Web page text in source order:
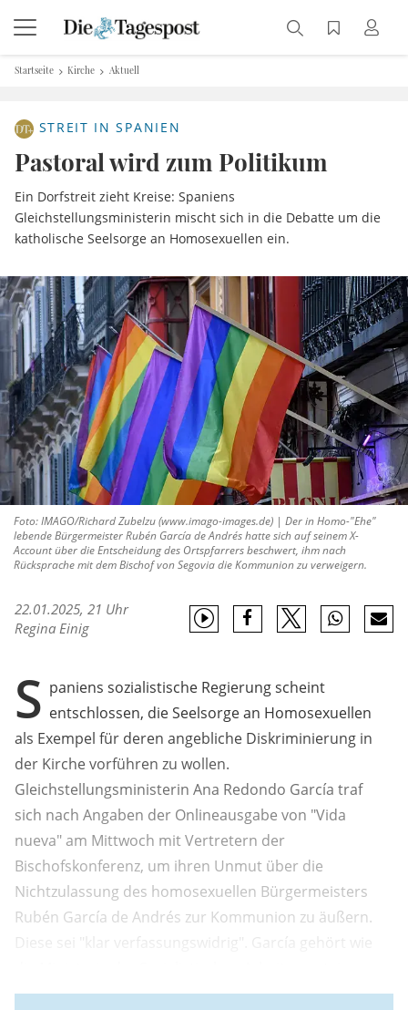
Startseite Kirche Aktuell
STREIT IN SPANIEN
Pastoral wird zum Politikum
Ein Dorfstreit zieht Kreise: Spaniens
Gleichstellungsministerin mischt sich in die Debatte um die
katholische Seelsorge an Homosexuellen ein.
Foto: IMAGO/Richard Zubelzu (www.imago-images.de) | Der in Homo-"Ehe"
lebende Bürgermeister Rubén García de Andrés hatte sich auf seinem X-
Account über die Entscheidung des Ortspfarrers beschwert, ihm nach
Rücksprache mit dem Bischof von Segovia die Kommunion zu verweigern.
22.01.2025, 21 Uhr
Regina Einig
S paniens sozialistische Regierung scheint
entschlossen, die Seelsorge an Homosexuellen
als Exempel für deren angebliche Diskriminierung in
der Kirche vorführen zu wollen.
Gleichstellungsministerin Ana Redondo García traf
sich nach Angaben der Onlineausgabe von "Vida
nueva" am Mittwoch mit Vertretern der
Bischofskonferenz, um ihren Unmut über die
Nichtzulassung des homosexuellen Bürgermeisters
Rubén García de Andrés zur Kommunion zu äußern.
Diese sei "klar verfassungswidrig". García gehört wie
Spaniens (PSOE) an.